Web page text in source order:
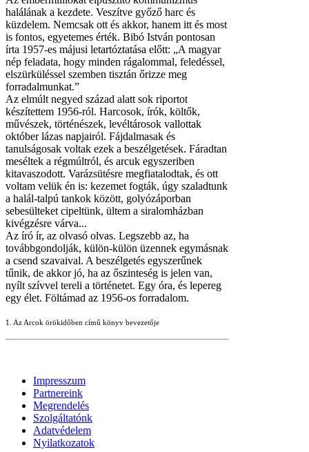
halálának a kezdete. Veszítve győző harc és
küzdelem. Nemcsak ott és akkor, hanem itt és most
is fontos, egyetemes érték. Bibó István pontosan
írta 1957-es májusi letartóztatása előtt: „A magyar
nép feladata, hogy minden rágalommal, feledéssel,
elszürküléssel szemben tisztán őrizze meg
forradalmunkat.”
Az elmúlt negyed század alatt sok riportot
készítettem 1956-ról. Harcosok, írók, költők,
művészek, történészek, levéltárosok vallottak
október lázas napjairól. Fájdalmasak és
tanulságosak voltak ezek a beszélgetések. Fáradtan
meséltek a régmúltról, és arcuk egyszeriben
kitavaszodott. Varázsütésre megfiatalodtak, és ott
voltam velük én is: kezemet fogták, úgy szaladtunk
a halál-talpú tankok között, golyózáporban
sebesülteket cipeltünk, ültem a siralomházban
kivégzésre várva...
Az író ír, az olvasó olvas. Legszebb az, ha
továbbgondolják, külön-külön üzennek egymásnak
a csend szavaival. A beszélgetés egyszerűnek
tűnik, de akkor jó, ha az őszinteség is jelen van,
nyílt szívvel tereli a történetet. Egy óra, és lepereg
egy élet. Föltámad az 1956-os forradalom.
1. Az Arcok örökidőben című könyv bevezetője
Impresszum
Partnereink
Megrendelés
Szolgáltatónk
Adatvédelem
Nyilatkozatok